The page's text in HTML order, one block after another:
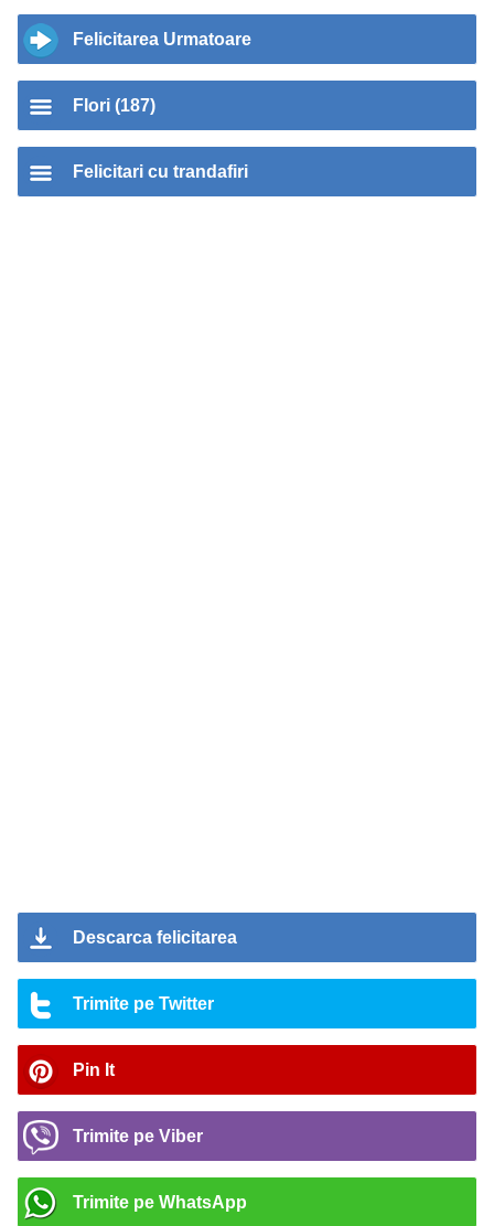
Felicitarea Urmatoare
Flori (187)
Felicitari cu trandafiri
Descarca felicitarea
Trimite pe Twitter
Pin It
Trimite pe Viber
Trimite pe WhatsApp